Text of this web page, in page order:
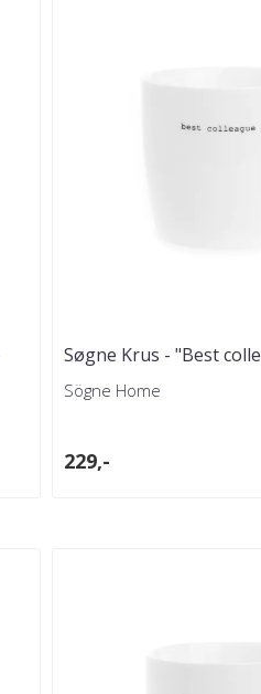
Søgne Krus - "Best
Sögne Home
229,-